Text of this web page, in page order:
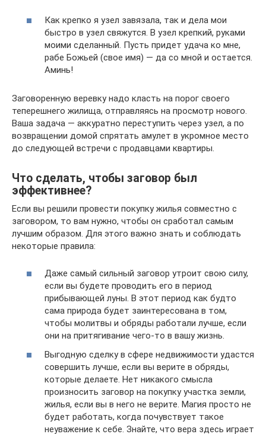
Как крепко я узел завязала, так и дела мои
быстро в узел свяжутся. В узел крепкий, руками
моими сделанный. Пусть придет удача ко мне,
рабе Божьей (свое имя) — да со мной и остается.
Аминь!
Заговоренную веревку надо класть на порог своего
теперешнего жилища, отправляясь на просмотр нового.
Ваша задача — аккуратно переступить через узел, а по
возвращении домой спрятать амулет в укромное место
до следующей встречи с продавцами квартиры.
Что сделать, чтобы заговор был
эффективнее?
Если вы решили провести покупку жилья совместно с
заговором, то вам нужно, чтобы он сработал самым
лучшим образом. Для этого важно знать и соблюдать
некоторые правила:
Даже самый сильный заговор утроит свою силу,
если вы будете проводить его в период
прибывающей луны. В этот период как будто
сама природа будет заинтересована в том,
чтобы молитвы и обряды работали лучше, если
они на притягивание чего-то в вашу жизнь.
Выгодную сделку в сфере недвижимости удастся
совершить лучше, если вы верите в обряды,
которые делаете. Нет никакого смысла
произносить заговор на покупку участка земли,
жилья, если вы в него не верите. Магия просто не
будет работать, когда почувствует такое
неуважение к себе. Знайте, что вера здесь играет